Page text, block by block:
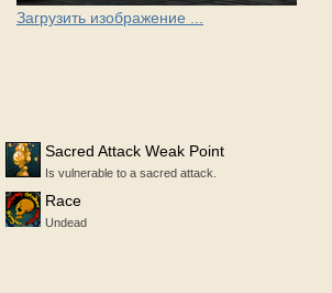
Загрузить изображение ...
Sacred Attack Weak Point
Is vulnerable to a sacred attack.
Race
Undead